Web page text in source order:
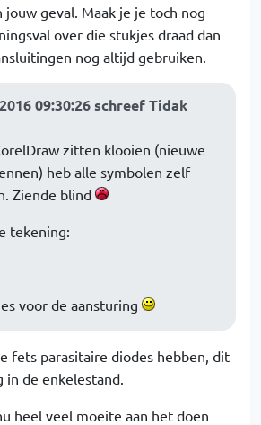
geval. Maak je je toch nog
over die stukjes draad dan
nog altijd gebruiken.
09:30:26 schreef Tidak
zitten klooien (nieuwe
heb alle symbolen zelf
Ziende blind
tekening:
voor de aansturing
fets parasitaire diodes hebben, dit
de enkelestand.
heel veel moeite aan het doen